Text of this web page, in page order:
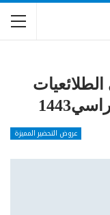
عروض التحضير المميزة